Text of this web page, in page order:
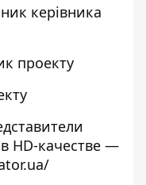
керівника
проекту
HD-качестве —